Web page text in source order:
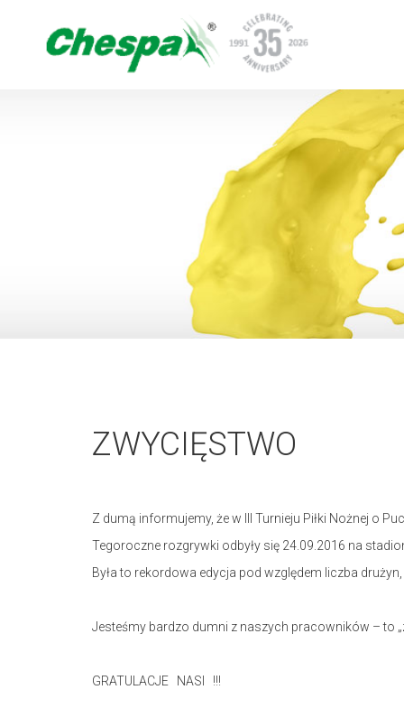
ZWYCIĘSTWO
Z dumą informujemy, że w III Turnieju Piłki Nożnej o
Tegoroczne rozgrywki odbyły się 24.09.2016 na
Była to rekordowa edycja pod względem liczba
Jesteśmy bardzo dumni z naszych pracowników – to
GRATULACJE NASI !!!